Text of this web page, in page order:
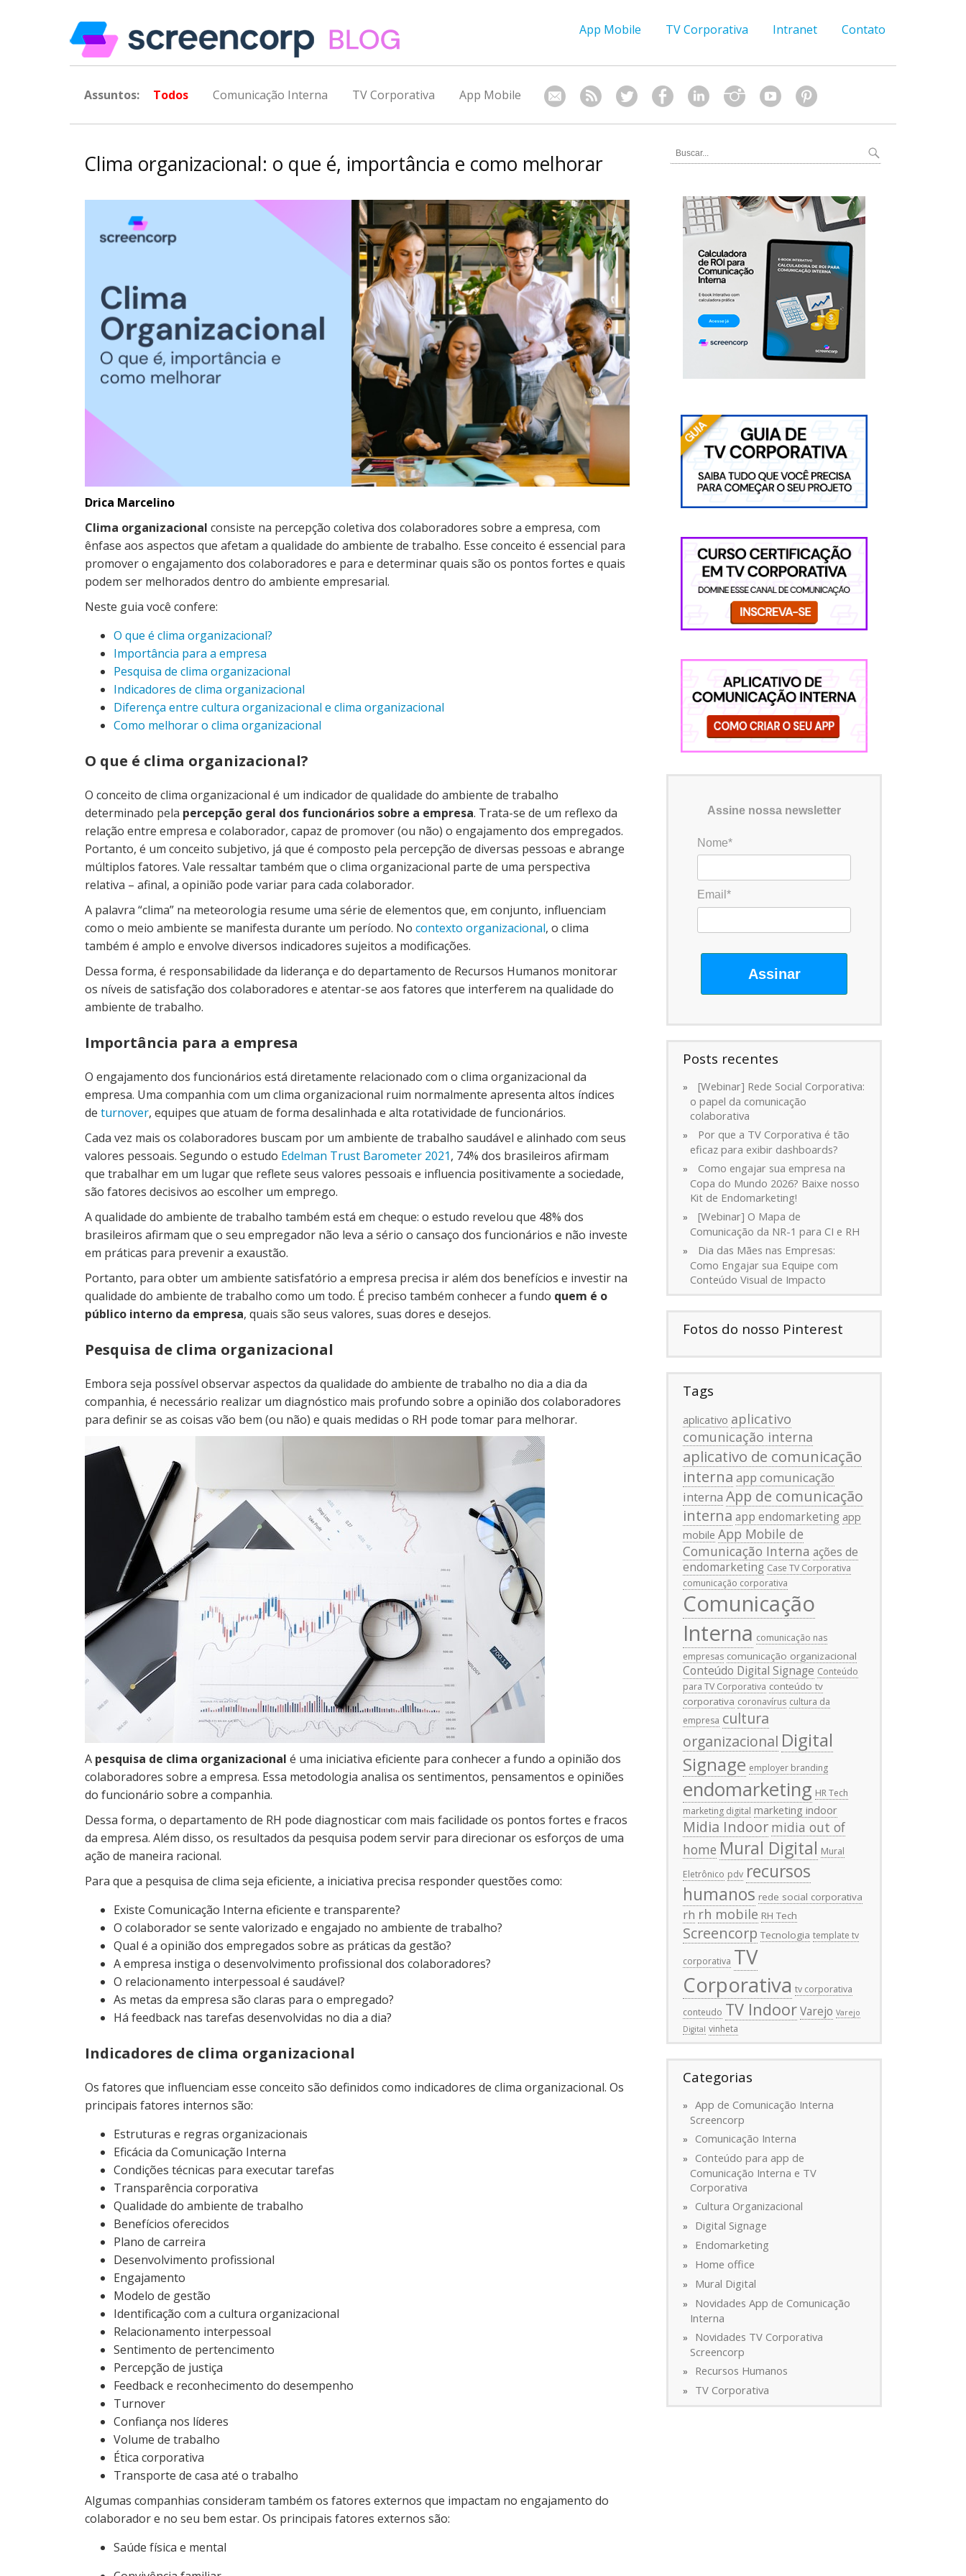
App Mobile TV Corporativa Intranet Contato
Assuntos: Todos Comunicação Interna TV Corporativa App Mobile
Clima organizacional: o que é, importância e como melhorar
Drica Marcelino
Clima organizacional consiste na percepção coletiva dos colaboradores sobre a empresa, com
ênfase aos aspectos que afetam a qualidade do ambiente de trabalho. Esse conceito é essencial para
promover o engajamento dos colaboradores e para e determinar quais são os pontos fortes e quais
podem ser melhorados dentro do ambiente empresarial.
Neste guia você confere:
O que é clima organizacional?
Importância para a empresa
Pesquisa de clima organizacional
Indicadores de clima organizacional
Diferença entre cultura organizacional e clima organizacional
Como melhorar o clima organizacional
O que é clima organizacional?
O conceito de clima organizacional é um indicador de qualidade do ambiente de trabalho
determinado pela percepção geral dos funcionários sobre a empresa. Trata-se de um reflexo da
relação entre empresa e colaborador, capaz de promover (ou não) o engajamento dos empregados.
Portanto, é um conceito subjetivo, já que é composto pela percepção de diversas pessoas e abrange
múltiplos fatores. Vale ressaltar também que o clima organizacional parte de uma perspectiva
relativa – afinal, a opinião pode variar para cada colaborador.
A palavra “clima” na meteorologia resume uma série de elementos que, em conjunto, influenciam
como o meio ambiente se manifesta durante um período. No contexto organizacional, o clima
também é amplo e envolve diversos indicadores sujeitos a modificações.
Dessa forma, é responsabilidade da liderança e do departamento de Recursos Humanos monitorar
os níveis de satisfação dos colaboradores e atentar-se aos fatores que interferem na qualidade do
ambiente de trabalho.
Importância para a empresa
O engajamento dos funcionários está diretamente relacionado com o clima organizacional da
empresa. Uma companhia com um clima organizacional ruim normalmente apresenta altos índices
de turnover, equipes que atuam de forma desalinhada e alta rotatividade de funcionários.
Cada vez mais os colaboradores buscam por um ambiente de trabalho saudável e alinhado com seus
valores pessoais. Segundo o estudo Edelman Trust Barometer 2021, 74% dos brasileiros afirmam
que trabalhar em um lugar que reflete seus valores pessoais e influencia positivamente a sociedade,
são fatores decisivos ao escolher um emprego.
A qualidade do ambiente de trabalho também está em cheque: o estudo revelou que 48% dos
brasileiros afirmam que o seu empregador não leva a sério o cansaço dos funcionários e não investe
em práticas para prevenir a exaustão.
Portanto, para obter um ambiente satisfatório a empresa precisa ir além dos benefícios e investir na
qualidade do ambiente de trabalho como um todo. É preciso também conhecer a fundo quem é o
público interno da empresa, quais são seus valores, suas dores e desejos.
Pesquisa de clima organizacional
Embora seja possível observar aspectos da qualidade do ambiente de trabalho no dia a dia da
companhia, é necessário realizar um diagnóstico mais profundo sobre a opinião dos colaboradores
para definir se as coisas vão bem (ou não) e quais medidas o RH pode tomar para melhorar.
A pesquisa de clima organizacional é uma iniciativa eficiente para conhecer a fundo a opinião dos
colaboradores sobre a empresa. Essa metodologia analisa os sentimentos, pensamentos e opiniões
do funcionário sobre a companhia.
Dessa forma, o departamento de RH pode diagnosticar com mais facilidade os pontos fortes e fracos
da empresa. Além disso, os resultados da pesquisa podem servir para direcionar os esforços de uma
ação de maneira racional.
Para que a pesquisa de clima seja eficiente, a iniciativa precisa responder questões como:
Existe Comunicação Interna eficiente e transparente?
O colaborador se sente valorizado e engajado no ambiente de trabalho?
Qual é a opinião dos empregados sobre as práticas da gestão?
A empresa instiga o desenvolvimento profissional dos colaboradores?
O relacionamento interpessoal é saudável?
As metas da empresa são claras para o empregado?
Há feedback nas tarefas desenvolvidas no dia a dia?
Indicadores de clima organizacional
Os fatores que influenciam esse conceito são definidos como indicadores de clima organizacional. Os
principais fatores internos são:
Estruturas e regras organizacionais
Eficácia da Comunicação Interna
Condições técnicas para executar tarefas
Transparência corporativa
Qualidade do ambiente de trabalho
Benefícios oferecidos
Plano de carreira
Desenvolvimento profissional
Engajamento
Modelo de gestão
Identificação com a cultura organizacional
Relacionamento interpessoal
Sentimento de pertencimento
Percepção de justiça
Feedback e reconhecimento do desempenho
Turnover
Confiança nos líderes
Volume de trabalho
Ética corporativa
Transporte de casa até o trabalho
Algumas companhias consideram também os fatores externos que impactam no engajamento do
colaborador e no seu bem estar. Os principais fatores externos são:
Saúde física e mental
Assine nossa newsletter
Nome*
Email*
Assinar
Posts recentes
[Webinar] Rede Social Corporativa:
o papel da comunicação
colaborativa
Por que a TV Corporativa é tão
eficaz para exibir dashboards?
Como engajar sua empresa na
Copa do Mundo 2026? Baixe nosso
Kit de Endomarketing!
[Webinar] O Mapa de
Comunicação da NR-1 para CI e RH
Dia das Mães nas Empresas:
Como Engajar sua Equipe com
Conteúdo Visual de Impacto
Fotos do nosso Pinterest
Tags
aplicativo aplicativo
comunicação interna
aplicativo de comunicação
interna app comunicação
interna App de comunicação
interna app endomarketing app
mobile App Mobile de
Comunicação Interna ações de
endomarketing Case TV Corporativa
comunicação corporativa
Comunicação
Interna comunicação nas
empresas comunicação organizacional
Conteúdo Digital Signage Conteúdo
para TV Corporativa conteúdo tv
corporativa coronavírus cultura da
empresa cultura
organizacional Digital
Signage employer branding
endomarketing HR Tech
marketing digital marketing indoor
Midia Indoor midia out of
home Mural Digital Mural
Eletrônico pdv recursos
humanos rede social corporativa
rh rh mobile RH Tech
Screencorp Tecnologia template tv
corporativa TV
Corporativa tv corporativa
conteudo TV IndoorVarejo Varejo
Digital vinheta
Categorias
App de Comunicação Interna
Screencorp
Comunicação Interna
Conteúdo para app de
Comunicação Interna e TV
Corporativa
Cultura Organizacional
Digital Signage
Endomarketing
Home office
Mural Digital
Novidades App de Comunicação
Interna
Novidades TV Corporativa
Screencorp
Recursos Humanos
TV Corporativa